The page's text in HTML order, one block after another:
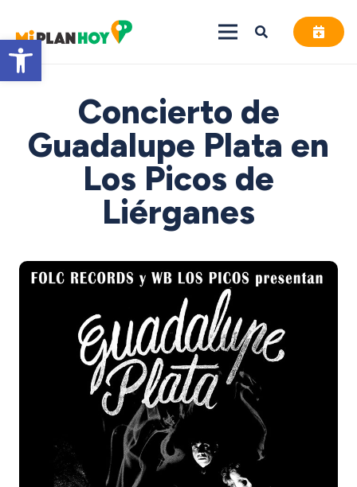
Abrir barra de herramientas
Concierto de
Guadalupe Plata en
Los Picos de
Liérganes